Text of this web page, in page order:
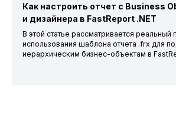
Как настроить отчет с Business
и дизайнера в FastReport .NET
В этой статье рассматривается реальный
использования шаблона отчета .frx для
иерархическим бизнес-объектам в